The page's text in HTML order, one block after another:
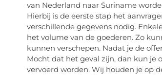
van Nederland naar Suriname
Hierbij is de eerste stap het
verschillende gegevens nodig.
het volume van de goederen. Zo
kunnen verschepen. Nadat je de
Mocht dat het geval zijn, dan kun je
vervoerd worden. Wij houden je op